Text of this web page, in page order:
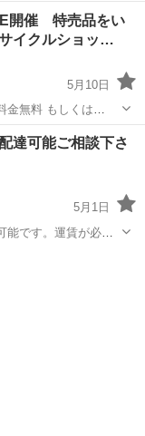
開催 特売品をい
イクルショッ…
5月10日
金無料 もしくは
プ 無料
可能ご相談下さ
5月1日
能です。運賃が必要